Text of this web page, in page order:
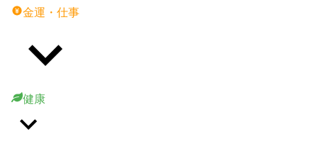
金運・仕事
健康